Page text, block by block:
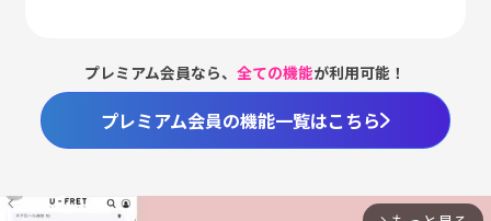
プレミアム会員なら、全ての機能が利用可能！
プレミアム会員の機能一覧はこちら